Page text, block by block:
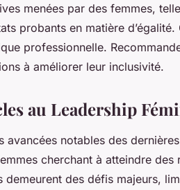
menées par des femmes,
probants en matière
professionnelle.
à améliorer leur inclusivité.
au Leadership
avancées notables des
cherchant à atteindre des
demeurent des défis majeurs,